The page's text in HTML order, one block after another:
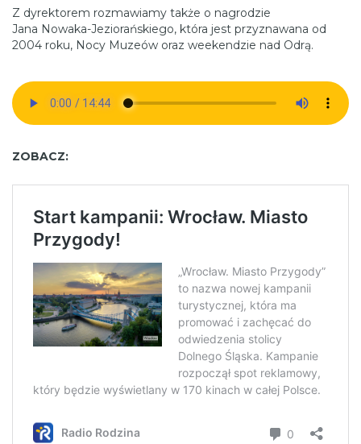
Z dyrektorem rozmawiamy także o nagrodzie
Jana Nowaka-Jeziorańskiego, która jest przyznawana od
2004 roku, Nocy Muzeów oraz weekendzie nad Odrą.
ZOBACZ: